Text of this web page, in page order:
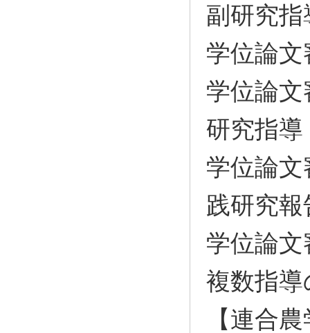
副研究
学位論
学位論
研究指
学位論
践研究
学位論
複数指
【連合